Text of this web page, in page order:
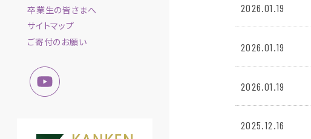
卒業生の皆さまへ
サイトマップ
ご寄付のお願い
2026.01.19
2026.01.19
2026.01.19
2025.12.16